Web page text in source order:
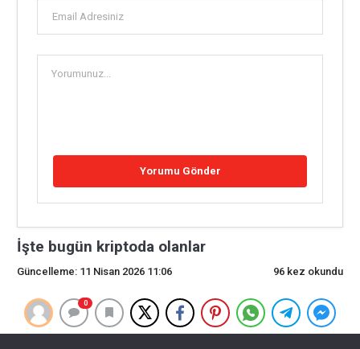
İşte bugün kriptoda olanlar
Güncelleme: 11 Nisan 2026 11:06 96 kez okundu
0